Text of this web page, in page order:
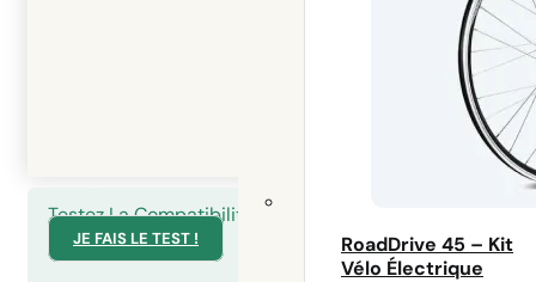
RoadDrive 45 – Kit
Vélo Électrique
Testez La Compatibilité De Votre Vélo
JE FAIS LE TEST !